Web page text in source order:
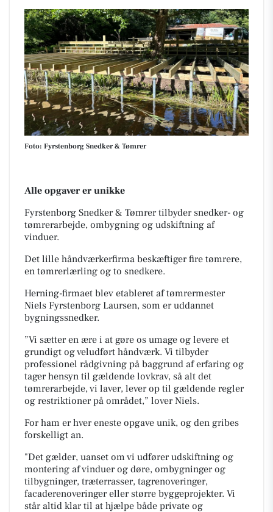
Foto: Fyrstenborg Snedker & Tømrer
Alle opgaver er unikke
Fyrstenborg Snedker & Tømrer tilbyder snedker- og
tømrerarbejde, ombygning og udskiftning af
vinduer.
Det lille håndværkerfirma beskæftiger fire tømrere,
en tømrerlærling og to snedkere.
Herning-firmaet blev etableret af tømrermester
Niels Fyrstenborg Laursen, som er uddannet
bygningssnedker.
”Vi sætter en ære i at gøre os umage og levere et
grundigt og veludført håndværk. Vi tilbyder
professionel rådgivning på baggrund af erfaring og
tager hensyn til gældende lovkrav, så alt det
tømrerarbejde, vi laver, lever op til gældende regler
og restriktioner på området,” lover Niels.
For ham er hver eneste opgave unik, og den gribes
forskelligt an.
"Det gælder, uanset om vi udfører udskiftning og
montering af vinduer og døre, ombygninger og
tilbygninger, træterrasser, tagrenoveringer,
facaderenoveringer eller større byggeprojekter. Vi
står altid klar til at hjælpe både private og